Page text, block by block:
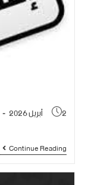
2 أبريل 2026
Continue Reading